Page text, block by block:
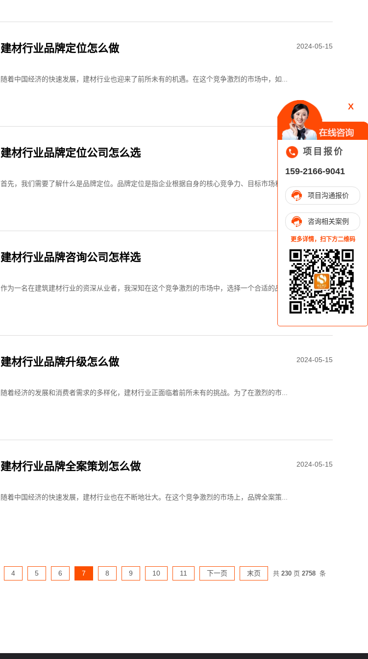
建材行业品牌定位怎么做 2024-05-15
随着中国经济的快速发展，建材行业也迎来了前所未有的机遇。在这个竞争激烈的市场中，如...
建材行业品牌定位公司怎么选 2024-05-15
首先，我们需要了解什么是品牌定位。品牌定位是指企业根据自身的核心竞争力、目标市场和...
建材行业品牌咨询公司怎样选 2024-05-15
作为一名在建筑建材行业的资深从业者，我深知在这个竞争激烈的市场中，选择一个合适的品...
建材行业品牌升级怎么做 2024-05-15
随着经济的发展和消费者需求的多样化，建材行业正面临着前所未有的挑战。为了在激烈的市...
建材行业品牌全案策划怎么做 2024-05-15
随着中国经济的快速发展，建材行业也在不断地壮大。在这个竞争激烈的市场上，品牌全案策...
4 5 6 7 8 9 10 11 下一页 末页 共 230页 2758 条
X
项目报价
159-2166-9041
项目沟通报价
咨询相关案例
更多详情，扫下方二维码